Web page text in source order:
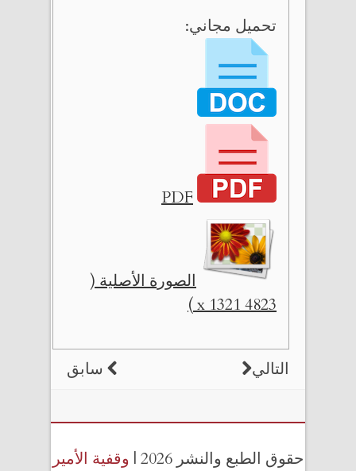
تحميل مجاني:
PDF
الصورة الأصلية (
4823 x 1321 )
سابق التالي
حقوق الطبع والنشر 2026 | وقفية الأمير